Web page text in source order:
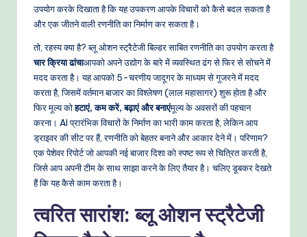
A
W
o
k
fl
o
w
उपयोग करके दिखाता है कि यह उपकरण आपके विचारों को कैसे बदल सकता है
और एक जीतने वाली रणनीति का निर्माण कर सकता है।
तो, रहस्य क्या है? ब्लू ओशन स्ट्रैटेजी बिल्डर साबित रणनीति का उपयोग करता है
चार क्रिया ढांचाआपको अपने उद्योग के बारे में व्यवस्थित ढंग से फिर से सोचने में
मदद करता है। यह आपको 5-चरणीय जादूगर के माध्यम से गुजरने में मदद
करता है, जिसमें वर्तमान बाजार का विश्लेषण (लाल महासागर) शुरू होता है और
फिर मूल्य कोहटाएं, कम करें, बढ़ाएं और बनाएंमूल्य के अवसरों की पहचान
करना। AI प्रारंभिक विचारों के निर्माण का भारी काम करता है, लेकिन आप
ड्राइवर की सीट पर हैं, रणनीति को बेहतर बनाने और आकार देने में। परिणाम?
एक पेशेवर रिपोर्ट जो आपकी नई बाजार दिशा को स्पष्ट रूप से चित्रित करती है,
जिसे आप अपनी टीम के साथ साझा करने के लिए तैयार है। चलिए डूबकर देखते
हैं कि यह कैसे काम करता है।
त्वरित सारांश: ब्लू ओशन स्ट्रैटेजी